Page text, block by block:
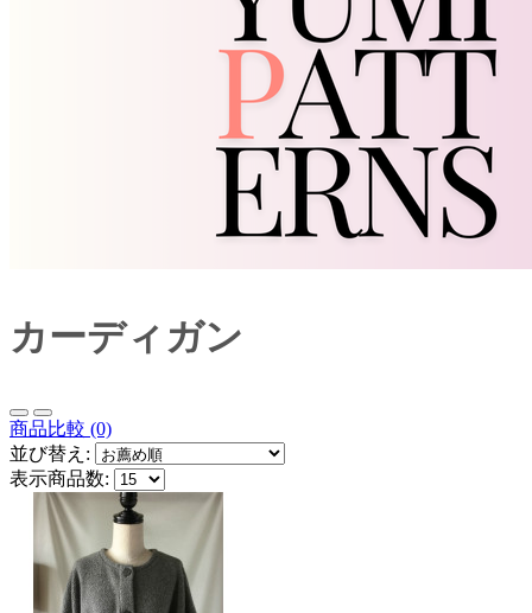
カーディガン
商品比較 (0)
並び替え:
表示商品数: